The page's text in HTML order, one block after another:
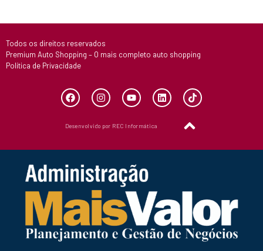
Todos os direitos reservados
Premium Auto Shopping – O mais completo auto shopping
Política de Privacidade
Desenvolvido por REC Informática